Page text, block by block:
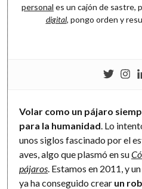
personal es un cajón de sastre,
digital, pongo orden y
Volar como un pájaro
para la humanidad . Lo
unos siglos fascinado por el
aves, algo que plasmó en su
pájaros . Estamos en 2011, y
ya ha conseguido crear un